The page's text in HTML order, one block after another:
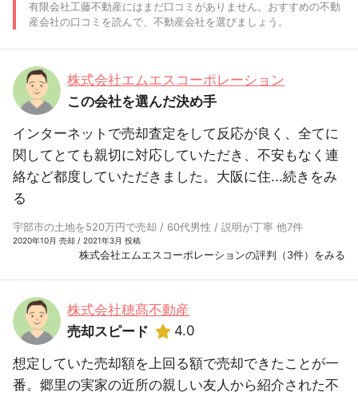
有限会社工藤不動産にはまだ口コミがありません。おすすめの不動
産会社の口コミを読んで、不動産会社を選びましょう。
株式会社エムエスコーポレーション
この会社を選んだ決め手
インターネットで売却査定をして反応が良く、全てに
関してとても親切に対応していただき、不安もなく連
絡など都度していただきました。大阪に住...続きをみ
る
宇部市の土地を520万円で売却 / 60代男性 / 説明が丁寧 他7件
2020年10月 売却 / 2021年3月 投稿
株式会社エムエスコーポレーションの評判（3件）をみる
株式会社穂髙不動産
売却スピード
4.0
想定していた売却額を上回る額で売却できたことが一
番。郷里の実家の近所の親しい友人から紹介された不